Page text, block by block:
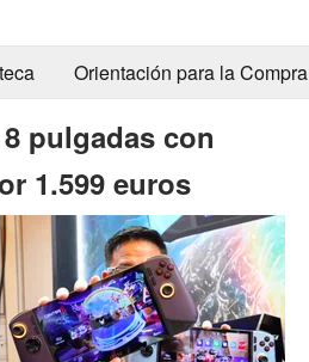
Orientación para la Compra
pulgadas con
1.599 euros